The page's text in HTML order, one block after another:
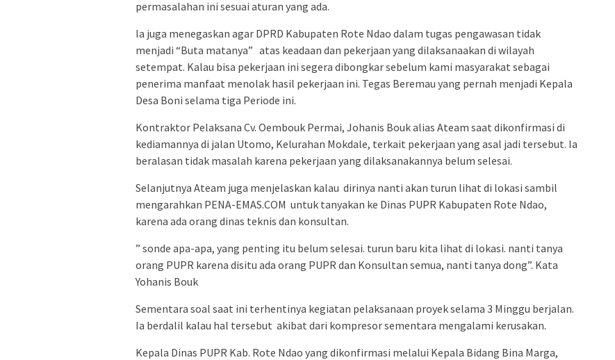
permasalahan ini sesuai aturan yang ada.
Ia juga menegaskan agar DPRD Kabupaten Rote Ndao dalam tugas pengawasan tidak
menjadi “Buta matanya” atas keadaan dan pekerjaan yang dilaksanaakan di wilayah
setempat. Kalau bisa pekerjaan ini segera dibongkar sebelum kami masyarakat sebagai
penerima manfaat menolak hasil pekerjaan ini. Tegas Beremau yang pernah menjadi Kepala
Desa Boni selama tiga Periode ini.
Kontraktor Pelaksana Cv. Oembouk Permai, Johanis Bouk alias Ateam saat dikonfirmasi di
kediamannya di jalan Utomo, Kelurahan Mokdale, terkait pekerjaan yang asal jadi tersebut. Ia
beralasan tidak masalah karena pekerjaan yang dilaksanakannya belum selesai.
Selanjutnya Ateam juga menjelaskan kalau dirinya nanti akan turun lihat di lokasi sambil
mengarahkan PENA-EMAS.COM untuk tanyakan ke Dinas PUPR Kabupaten Rote Ndao,
karena ada orang dinas teknis dan konsultan.
” sonde apa-apa, yang penting itu belum selesai. turun baru kita lihat di lokasi. nanti tanya
orang PUPR karena disitu ada orang PUPR dan Konsultan semua, nanti tanya dong”. Kata
Yohanis Bouk
Sementara soal saat ini terhentinya kegiatan pelaksanaan proyek selama 3 Minggu berjalan.
Ia berdalil kalau hal tersebut akibat dari kompresor sementara mengalami kerusakan.
Kepala Dinas PUPR Kab. Rote Ndao yang dikonfirmasi melalui Kepala Bidang Bina Marga,